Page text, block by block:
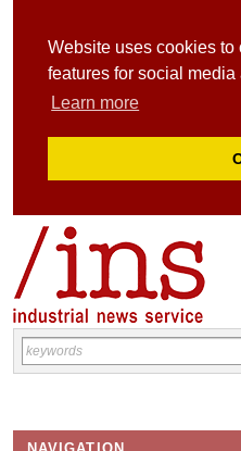
Website uses cookies to
features for social
Learn more